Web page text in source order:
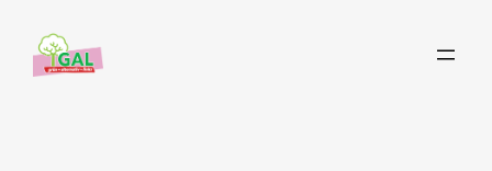
Inhalt
springen